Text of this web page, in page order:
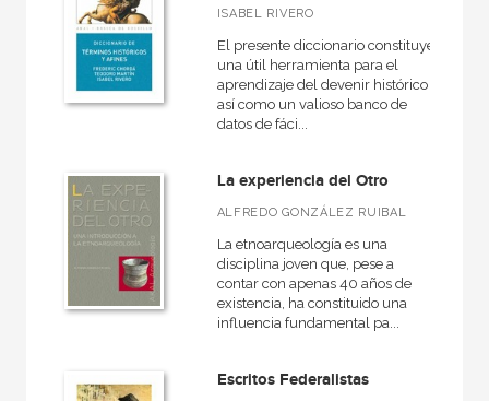
ISABEL RIVERO
El presente diccionario constituye
una útil herramienta para el
aprendizaje del devenir histórico
así como un valioso banco de
datos de fáci...
La experiencia del Otro
ALFREDO GONZÁLEZ RUIBAL
La etnoarqueología es una
disciplina joven que, pese a
contar con apenas 40 años de
existencia, ha constituido una
influencia fundamental pa...
Escritos Federalistas